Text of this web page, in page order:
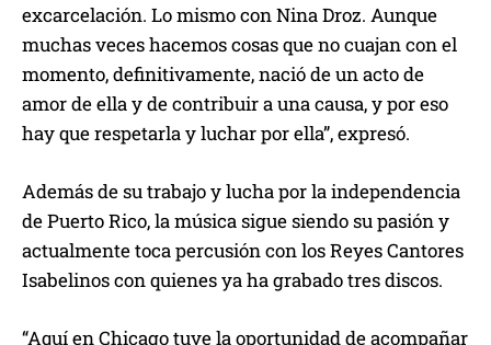
excarcelación. Lo mismo con Nina Droz. Aunque
muchas veces hacemos cosas que no cuajan con el
momento, definitivamente, nació de un acto de
amor de ella y de contribuir a una causa, y por eso
hay que respetarla y luchar por ella”, expresó.
Además de su trabajo y lucha por la independencia
de Puerto Rico, la música sigue siendo su pasión y
actualmente toca percusión con los Reyes Cantores
Isabelinos con quienes ya ha grabado tres discos.
“Aquí en Chicago tuve la oportunidad de acompañar